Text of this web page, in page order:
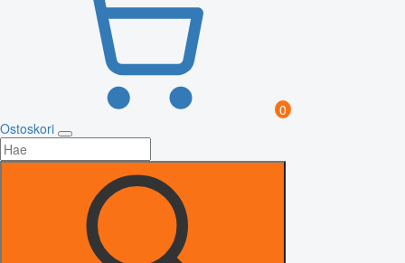
0
Ostoskori